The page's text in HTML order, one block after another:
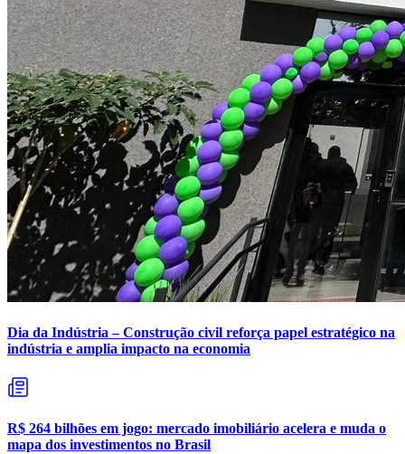
Dia da Indústria – Construção civil reforça papel estratégico na
indústria e amplia impacto na economia
R$ 264 bilhões em jogo: mercado imobiliário acelera e muda o
mapa dos investimentos no Brasil